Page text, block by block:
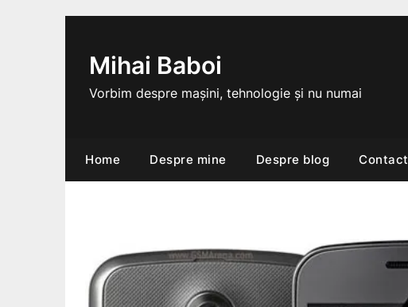
Mihai Baboi
Vorbim despre mașini, tehnologie și nu numai
Home Despre mine Despre blog Contact